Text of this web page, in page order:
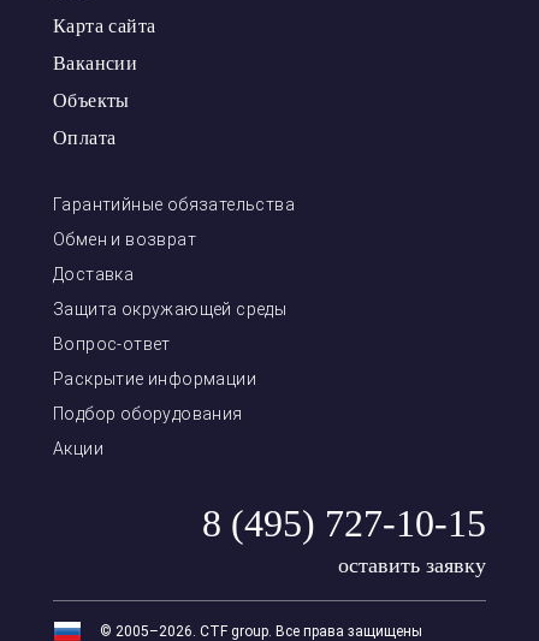
Карта сайта
Вакансии
Объекты
Оплата
Гарантийные обязательства
Обмен и возврат
Доставка
Защита окружающей среды
Вопрос-ответ
Раскрытие информации
Подбор оборудования
Акции
8 (495) 727-10-15
оставить заявку
© 2005–2026. CTF group. Все права защищены